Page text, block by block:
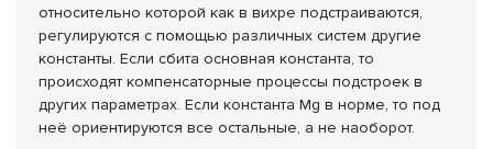
относительно которой как в вихре подстраиваются,
регулируются с помощью различных систем другие
константы. Если сбита основная константа, то
происходят компенсаторные процессы подстроек в
других параметрах. Если константа Mg в норме, то под
неё ориентируются все остальные, а не наоборот.